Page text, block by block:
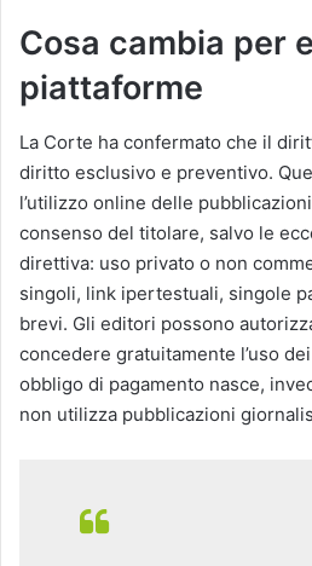
Cosa cambia per
piattaforme
La Corte ha confermato che il
diritto esclusivo e preventivo.
l’utilizzo online delle
consenso del titolare, salvo le
direttiva: uso privato o non
singoli, link ipertestuali, singole
brevi. Gli editori possono
concedere gratuitamente l’uso
obbligo di pagamento nasce,
non utilizza pubblicazioni